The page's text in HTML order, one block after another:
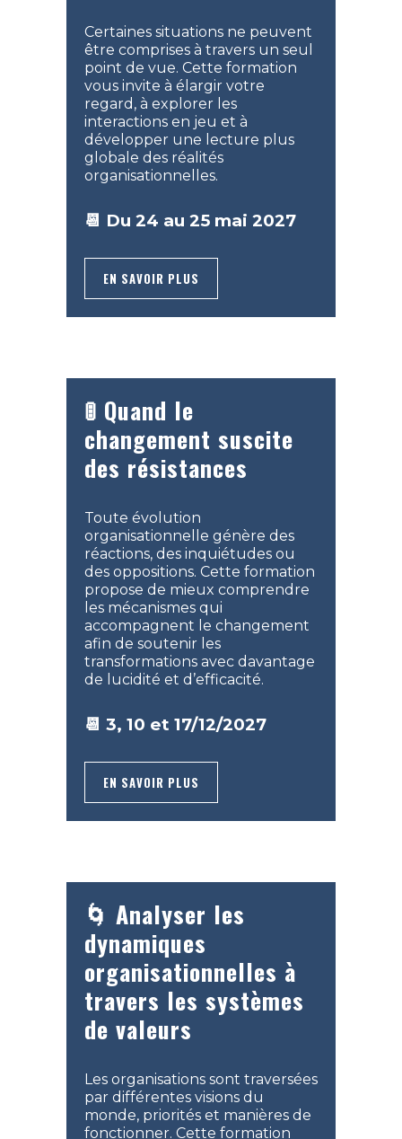
Certaines situations ne peuvent
être comprises à travers un seul
point de vue. Cette formation
vous invite à élargir votre
regard, à explorer les
interactions en jeu et à
développer une lecture plus
globale des réalités
organisationnelles.
📆 Du 24 au 25 mai 2027
EN SAVOIR PLUS
🚦 Quand le
changement suscite
des résistances
Toute évolution
organisationnelle génère des
réactions, des inquiétudes ou
des oppositions. Cette formation
propose de mieux comprendre
les mécanismes qui
accompagnent le changement
afin de soutenir les
transformations avec davantage
de lucidité et d’efficacité.
📆 3, 10 et 17/12/2027
EN SAVOIR PLUS
🌀 Analyser les
dynamiques
organisationnelles à
travers les systèmes
de valeurs
Les organisations sont traversées
par différentes visions du
monde, priorités et manières de
fonctionner. Cette formation